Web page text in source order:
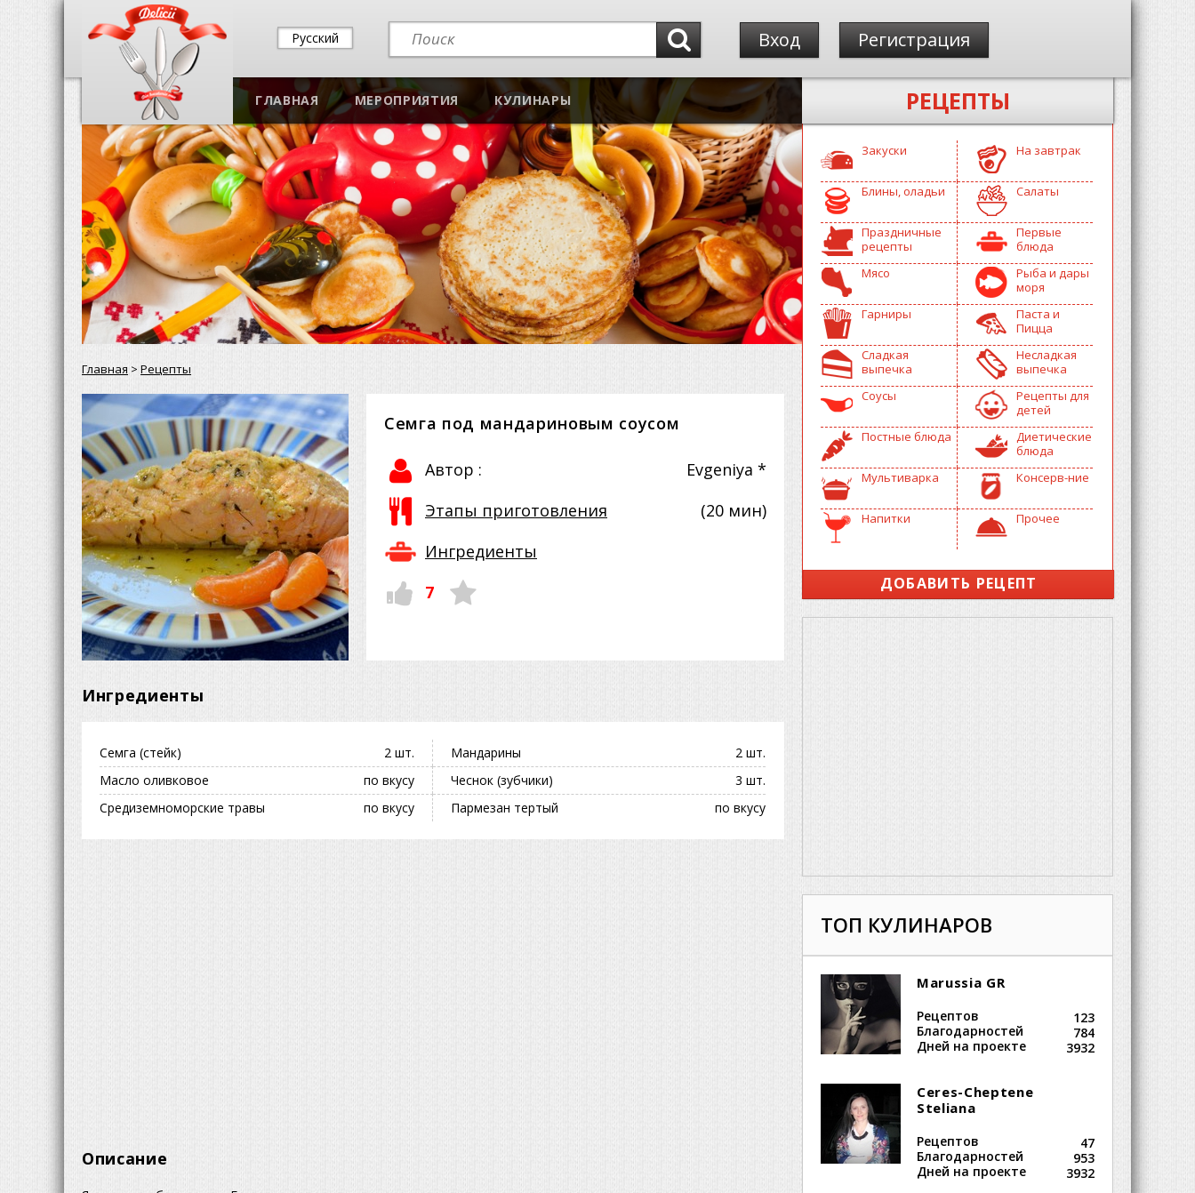
Русский Вход Регистрация
ГЛАВНАЯ МЕРОПРИЯТИЯ КУЛИНАРЫ РЕЦЕПТЫ
Главная > Рецепты
Семга под мандариновым соусом
Автор :
Evgeniya *
Этапы приготовления
(20 мин)
Ингредиенты
7
Ингредиенты
Семга (стейк) 2 шт. Мандарины
2 шт.
Масло оливковое
по вкусу Чеснок (зубчики)
3 шт.
Средиземноморские травы
по вкусу Пармезан тертый по вкусу
Описание
Закуски На завтрак
Блины, оладьи Салаты
Праздничные
рецепты
Первые
блюда
Мясо
Рыба и дары
моря
Гарниры
Паста и
Пицца
Сладкая
выпечка
Несладкая
выпечка
Соусы
Рецепты для
детей
Постные блюда
Диетические
блюда
Мультиварка
Консерв-ние
Напитки Прочее
ДОБАВИТЬ РЕЦЕПТ
ТОП КУЛИНАРОВ
Marussia GR
Рецептов 123
Благодарностей 784
Дней на проекте 3932
Ceres-Cheptene
Steliana
Рецептов 47
Благодарностей 953
Дней на проекте 3932